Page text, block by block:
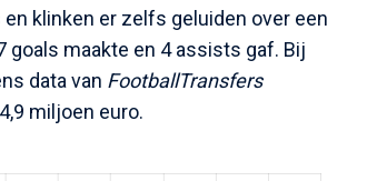
klinken er zelfs geluiden over een
maakte en 4 assists gaf. Bij
data van FootballTransfers
miljoen euro.